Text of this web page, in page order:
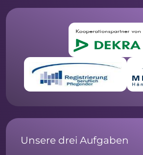
Unsere drei Aufgaben